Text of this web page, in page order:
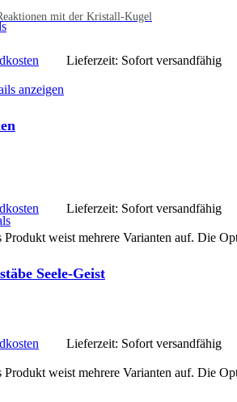
mit der Kristall-Kugel
Lieferzeit: Sofort versandfähig
anzeigen
Lieferzeit: Sofort versandfähig
Produkt weist mehrere Varianten auf. Die
Seele-Geist
Lieferzeit: Sofort versandfähig
Produkt weist mehrere Varianten auf. Die